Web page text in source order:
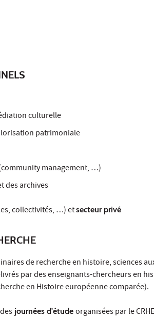
culturelle
patrimoniale
management, …)
des archives
collectivités, …) etsecteur privé
de recherche en histoire, sciences
par des enseignants-chercheurs en
en Histoire européenne comparée).
journées d'étude organisées par le